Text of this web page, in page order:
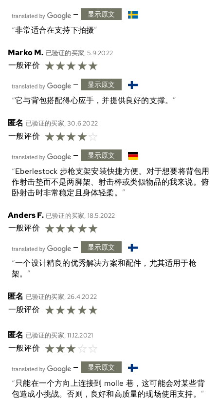
— 显示原文
非常适合在支持下拍摄
Marko M. 已验证的买家, 5.9.2022
一般评价 ☆☆☆☆☆
— 显示原文
它与背包搭配得心应手，并提供良好的支撑。
匿名 已验证的买家, 30.6.2022
一般评价 ☆☆☆☆☆
— 显示原文
Eberlestock 步枪支架安装快捷方便。对于想要将背包用
作射击垫而不是两脚架、射击棒或类似物品的我来说。俯
卧射击时非常稳定且身体轻柔。
Anders F. 已验证的买家, 18.5.2022
一般评价 ☆☆☆☆☆
— 显示原文
一个设计精良的优秀解决方案和配件，尤其适用于枪
架。
匿名 已验证的买家, 26.4.2022
一般评价 ☆☆☆☆☆
匿名 已验证的买家, 11.12.2021
一般评价 ☆☆☆☆☆
— 显示原文
只能在一个方向上连接到 molle 巷，这可能会对某些背
包造成小挑战。否则，良好和高质量的现场使用支持。